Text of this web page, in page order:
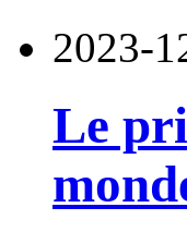
2023-
Le